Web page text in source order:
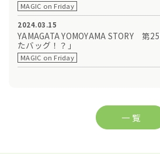
MAGIC on Friday
2024.03.15
YAMAGATA YOMOYAMA STORY 第
たバッグ！？」
MAGIC on Friday
一 覧